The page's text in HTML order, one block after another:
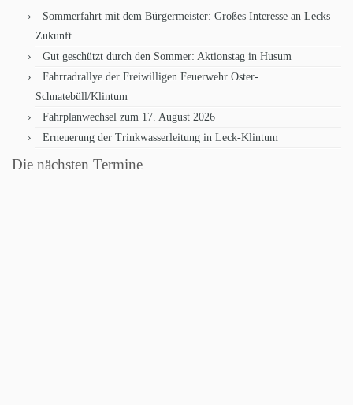
Sommerfahrt mit dem Bürgermeister: Großes Interesse an Lecks
Zukunft
Gut geschützt durch den Sommer: Aktionstag in Husum
Fahrradrallye der Freiwilligen Feuerwehr Oster-
Schnatebüll/Klintum
Fahrplanwechsel zum 17. August 2026
Erneuerung der Trinkwasserleitung in Leck-Klintum
Die nächsten Termine